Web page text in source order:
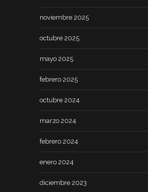
noviembre 2025
octubre 2025
mayo 2025
febrero 2025
octubre 2024
marzo 2024
febrero 2024
enero 2024
diciembre 2023